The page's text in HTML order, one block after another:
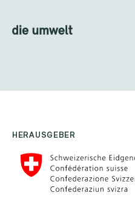
HERAUSGEBER